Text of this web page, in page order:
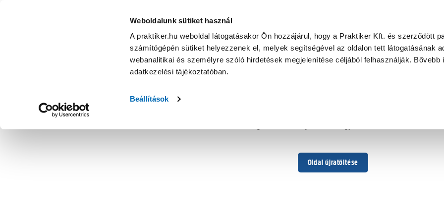
Weboldalunk sütiket használ
A praktiker.hu weboldal látogatásakor Ön hozzájárul, hogy a Praktiker Kft. és szerződött
számítógépén sütiket helyezzenek el, melyek segítségével az oldalon tett látogatásának
webanalitikai és személyre szóló hirdetések megjelenítése céljából felhasználják. Bővebb
adatkezelési tájékoztatóban.
Beállítások
Oldal újratöltése